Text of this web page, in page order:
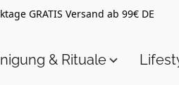
GRATIS Versand ab 99€ DE
& Rituale